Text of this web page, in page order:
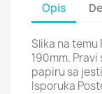
Opis
Slika na temu
190mm.
papiru sa
Isporuka